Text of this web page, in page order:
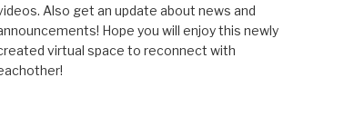
Also get an update about news and
Hope you will enjoy this newly
virtual space to reconnect with